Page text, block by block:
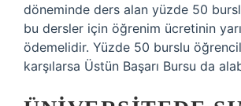
döneminde ders alan yüzde 50
bu dersler için öğrenim ücretinin
ödemelidir. Yüzde 50 burslu
karşılarsa Üstün Başarı Bursu da